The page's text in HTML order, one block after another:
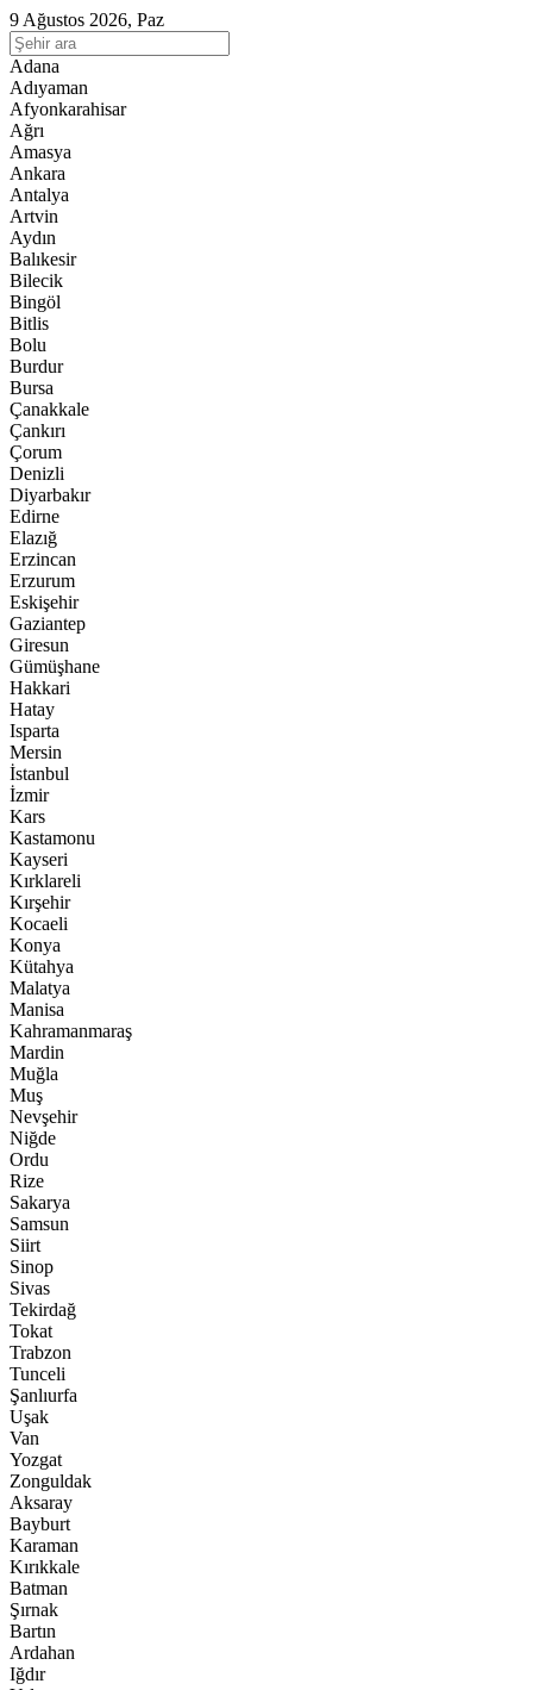
9 Ağustos 2026, Paz
Adana
Adıyaman
Afyonkarahisar
Ağrı
Amasya
Ankara
Antalya
Artvin
Aydın
Balıkesir
Bilecik
Bingöl
Bitlis
Bolu
Burdur
Bursa
Çanakkale
Çankırı
Çorum
Denizli
Diyarbakır
Edirne
Elazığ
Erzincan
Erzurum
Eskişehir
Gaziantep
Giresun
Gümüşhane
Hakkari
Hatay
Isparta
Mersin
İstanbul
İzmir
Kars
Kastamonu
Kayseri
Kırklareli
Kırşehir
Kocaeli
Konya
Kütahya
Malatya
Manisa
Kahramanmaraş
Mardin
Muğla
Muş
Nevşehir
Niğde
Ordu
Rize
Sakarya
Samsun
Siirt
Sinop
Sivas
Tekirdağ
Tokat
Trabzon
Tunceli
Şanlıurfa
Uşak
Van
Yozgat
Zonguldak
Aksaray
Bayburt
Karaman
Kırıkkale
Batman
Şırnak
Bartın
Ardahan
Iğdır